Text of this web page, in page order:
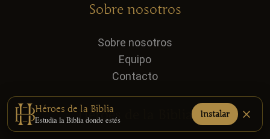
Sobre nosotros
Sobre nosotros
Equipo
Contacto
Héroes de la Biblia
Héroes de la Biblia
Estudia la Biblia donde estés
Instalar